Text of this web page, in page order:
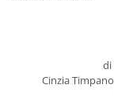
di
Cinzia Timpano